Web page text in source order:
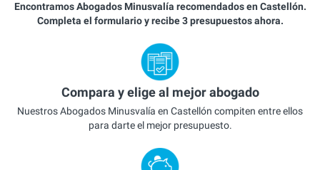
Encontramos Abogados Minusvalía recomendados en Castellón.
Completa el formulario y recibe 3 presupuestos ahora.
Compara y elige al mejor abogado
Nuestros Abogados Minusvalía en Castellón compiten entre ellos
para darte el mejor presupuesto.